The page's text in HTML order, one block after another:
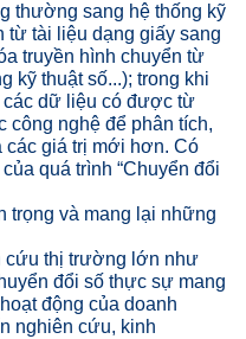
thường sang hệ thống kỹ
từ tài liệu dạng giấy sang
truyền hình chuyển từ
kỹ thuật số...); trong khi
các dữ liệu có được từ
công nghệ để phân tích,
các giá trị mới hơn. Có
quá trình “Chuyển đổi
trọng và mang lại những
cứu thị trường lớn như
đổi số thực sự mang
động của doanh
nghiên cứu, kinh